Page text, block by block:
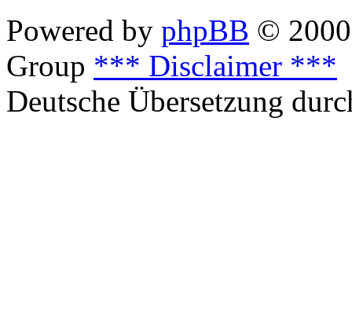
Powered by phpBB ©
Group *** Disclaimer ***
Deutsche Übersetzung